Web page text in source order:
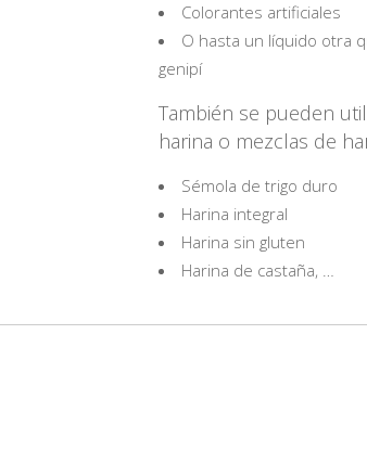
Colorantes artificiales
O hasta un líquido otra
genipí
También se pueden
harina o mezclas de
Sémola de trigo duro
Harina integral
Harina sin gluten
Harina de castaña, …